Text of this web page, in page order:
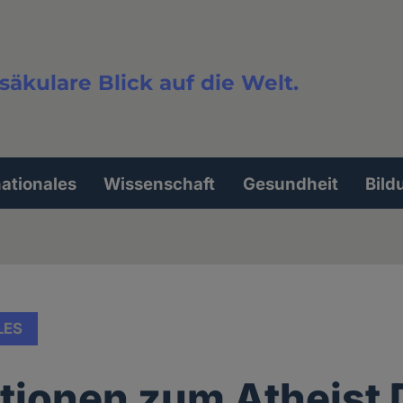
Blick auf die Welt.
Wissenschaft Gesundheit